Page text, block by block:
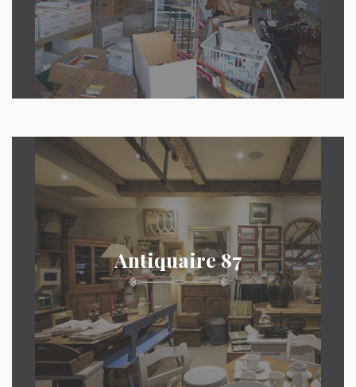
Antiquaire 87